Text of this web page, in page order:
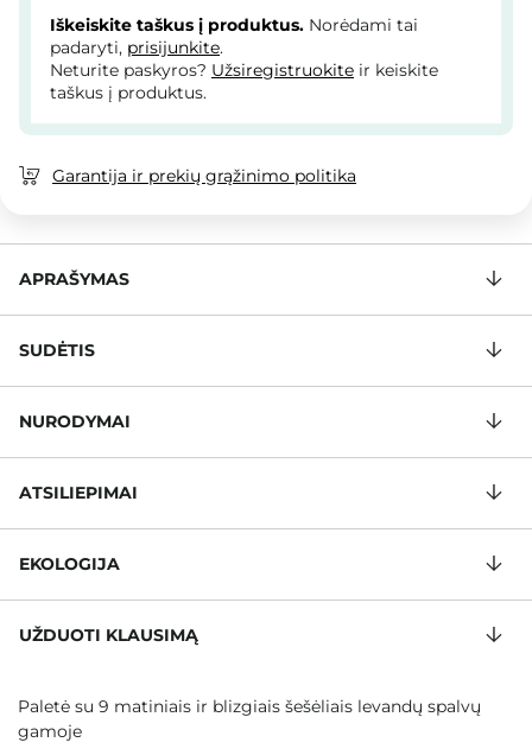
Iškeiskite taškus į produktus. Norėdami tai
padaryti, prisijunkite.
Neturite paskyros? Užsiregistruokite ir keiskite
taškus į produktus.
Garantija ir prekių grąžinimo politika
APRAŠYMAS
SUDĖTIS
NURODYMAI
ATSILIEPIMAI
EKOLOGIJA
UŽDUOTI KLAUSIMĄ
Paletė su 9 matiniais ir blizgiais šešėliais levandų spalvų
gamoje